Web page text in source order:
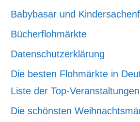
Babybasar und
Bücherflohmärkte
Datenschutzerklärung
Die besten Flohmärkte in
Liste der Top-Veranstaltungen
Die schönsten